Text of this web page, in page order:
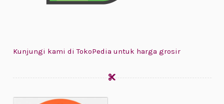
Kunjungi kami di TokoPedia untuk harga grosir